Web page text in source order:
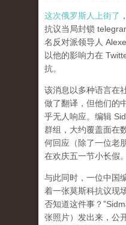
这次俄罗斯人上街了
抗议当局封锁
名反对派领导人
以他的影响力在
抗。
该消息以多种语言在
做了翻译，但他们的
乎无人响应。编辑
群组，大约覆盖面在
何回应（除了一位老
在欢庆五一节小长假。
与此同时，一位中国
着一张莫斯科抗议现
否知道这件事？
张照片）发出来，公